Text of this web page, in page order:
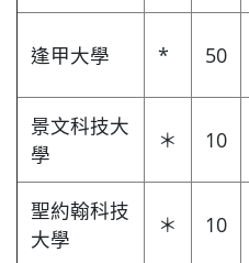
逢甲大學 * 50
景文科技大
學
＊ 10
聖約翰科技
大學
＊ 10